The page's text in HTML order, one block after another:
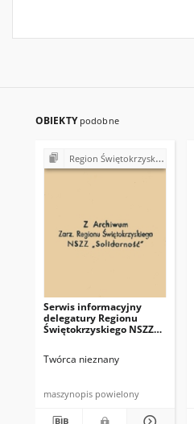
OBIEKTY podobne
Region Świętokrzyski NSZZ "Solidarność". Delegatura Starachowice
Serwis informacyjny
delegatury Regionu
Świętokrzyskiego NSZZ
Twórca nieznany
maszynopis powielony